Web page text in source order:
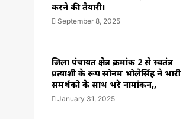
करने की तैयारी।
September 8, 2025
जिला पंचायत क्षेत्र क्रमांक 2 से स्वतंत्र
प्रत्याशी के रूप सोनम भोलेसिंह ने भारी
समर्थको के साथ भरे नामांकन,,
January 31, 2025